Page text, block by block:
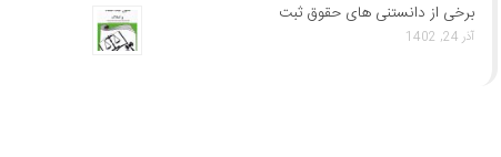
برخی از دانستنی های حقوق ثبت
آذر 24, 1402